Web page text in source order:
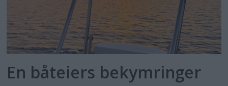
En båteiers bekymringer